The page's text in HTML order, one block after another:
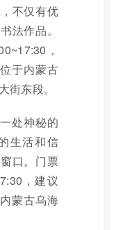
不仅有优
法作品。
，
于内蒙古
街东段。
处神秘的
生活和信
口。门票
，建议
蒙古乌海